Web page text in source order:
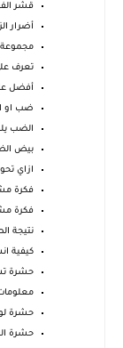
قشر
أضرار
تعرف
أفضل
ضب او
الضب
بيض
ازاي تحول ٥٠٠ جنية الي ١٢٠٠٠جنيه او
فكرة مشروع
فكرة مشروع دخل
نتيجة
كيفية
حشرة
حشرة
حشرة